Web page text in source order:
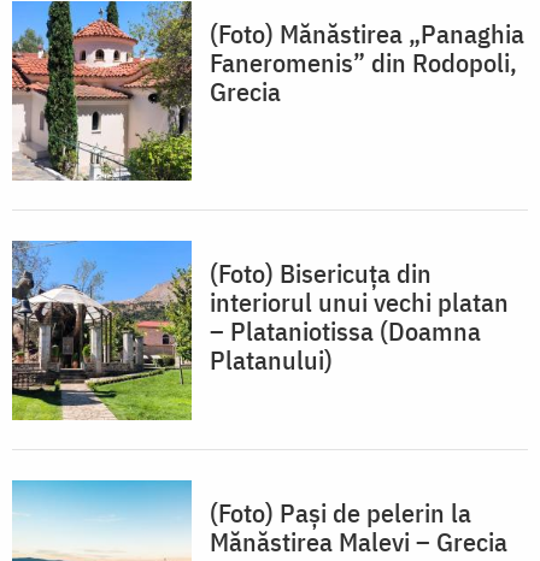
(Foto) Mănăstirea „Panaghia
Faneromenis” din Rodopoli,
Grecia
(Foto) Bisericuța din
interiorul unui vechi platan
– Plataniotissa (Doamna
Platanului)
(Foto) Pași de pelerin la
Mănăstirea Malevi – Grecia